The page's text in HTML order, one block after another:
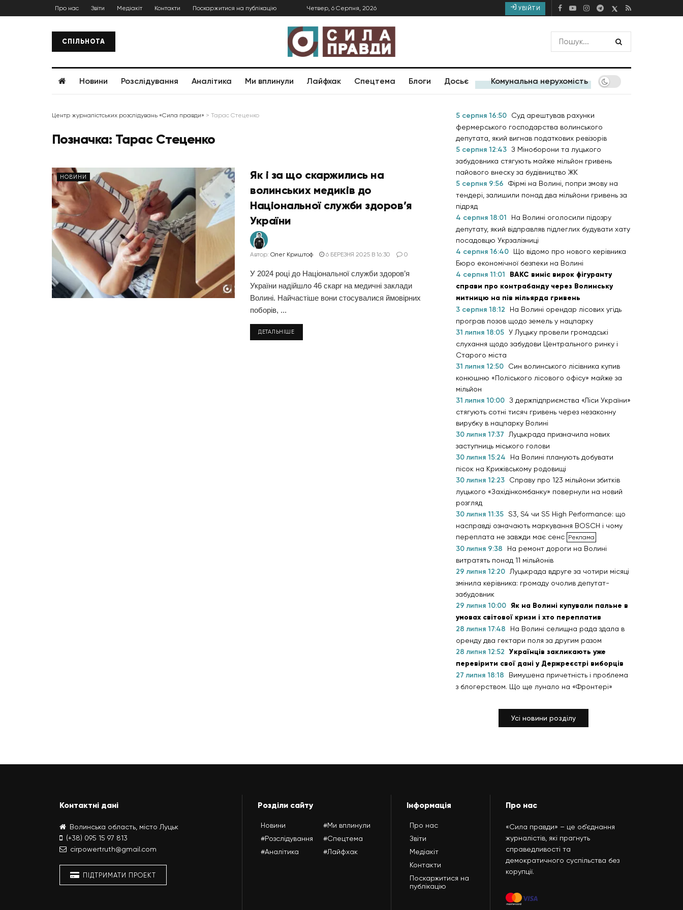
Про нас Звіти Медіакіт Контакти Поскаржитися на публікацію Четвер, 6 Серпня, 2026 УВІЙТИ
СПІЛЬНОТА
Новини Розслідування Аналітика Ми вплинули Лайфхак Спецтема Блоги Досьє Комунальна нерухомість
Центр журналістських розслідувань «Сила правди» > Тарас Стеценко
Позначка: Тарас Стеценко
НОВИНИ
Як і за що скаржились на
волинських медиків до
Національної служби здоров’я
України
Автор: Олег Криштоф 6 БЕРЕЗНЯ 2025 В 16:30 0
У 2024 році до Національної служби здоров’я
України надійшло 46 скарг на медичні заклади
Волині. Найчастіше вони стосувалися ймовірних
поборів, ...
ДЕТАЛЬНІШЕ
5 серпня 16:50
Суд арештував рахунки
фермерського господарства волинського
депутата, який вигнав податкових ревізорів
5 серпня 12:43 З Міноборони та луцького
забудовника стягують майже мільйон гривень
пайового внеску за будівництво ЖК
5 серпня 9:56
Фірмі на Волині, попри змову на
тендері, залишили понад два мільйони гривень за
підряд
4 серпня 18:01
На Волині оголосили підозру
депутату, який відправляв підлеглих будувати хату
посадовцю Укрзалізниці
4 серпня 16:40
Що відомо про нового керівника
Бюро економічної безпеки на Волині
4 серпня 11:01
ВАКС виніс вирок фігуранту
справи про контрабанду через Волинську
митницю на пів мільярда гривень
3 серпня 18:12
На Волині орендар лісових угідь
програв позов щодо земель у нацпарку
31 липня 18:05 У Луцьку провели громадські
слухання щодо забудови Центрального ринку і
Старого міста
31 липня 12:50
Син волинського лісівника купив
конюшню «Поліського лісового офісу» майже за
мільйон
31 липня 10:00 З держпідприємства «Ліси України»
стягують сотні тисяч гривень через незаконну
вирубку в нацпарку Волині
30 липня 17:37
Луцькрада призначила нових
заступниць міського голови
30 липня 15:24
На Волині планують добувати
пісок на Крижівському родовищі
30 липня 12:23
Справу про 123 мільйони збитків
луцького «Західінкомбанку» повернули на новий
розгляд
30 липня 11:35 S3, S4 чи S5 High Performance: що
насправді означають маркування BOSCH і чому
переплата не завжди має сенс
30 липня 9:38
На ремонт дороги на Волині
витратять понад 11 мільйонів
29 липня 12:20
Луцькрада вдруге за чотири місяці
змінила керівника: громаду очолив депутат-
забудовник
29 липня 10:00 Як на Волині купували пальне в
умовах світової кризи і хто переплатив
28 липня 17:48
На Волині селищна рада здала в
оренду два гектари поля за другим разом
28 липня 12:52 Українців закликають уже
перевірити свої дані у Держреєстрі виборців
27 липня 18:18
Вимушена причетність і проблема
з блогерством. Що ще лунало на «Фронтері»
Усі новини розділу
Контактні дані
Волинська область, місто Луцьк
(+38) 095 15 97 813
cirpowertruth@gmail.com
ПІДТРИМАТИ ПРОЕКТ
Розділи сайту
Новини
#Розслідування
#Аналітика
#Ми вплинули
#Спецтема
#Лайфхак
Інформація
Про нас
Звіти
Медіакіт
Контакти
Поскаржитися на
публікацію
Про нас
«Сила правди» – це об’єднання
журналістів, які прагнуть
справедливості та
демократичного суспільства без
корупції.